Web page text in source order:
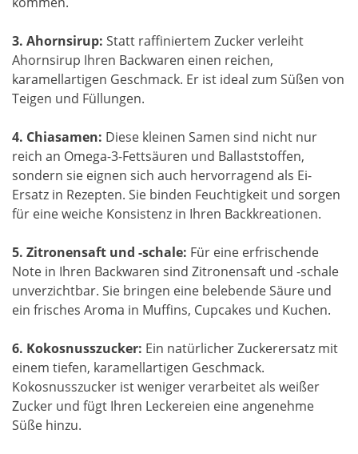
3. Ahornsirup: Statt raffiniertem Zucker verleiht
Ahornsirup Ihren Backwaren einen reichen,
karamellartigen Geschmack. Er ist ideal zum Süßen von
Teigen und Füllungen.
4. Chiasamen: Diese kleinen Samen sind nicht nur
reich an Omega-3-Fettsäuren und Ballaststoffen,
sondern sie eignen sich auch hervorragend als Ei-
Ersatz in Rezepten. Sie binden Feuchtigkeit und sorgen
für eine weiche Konsistenz in Ihren Backkreationen.
5. Zitronensaft und -schale: Für eine erfrischende
Note in Ihren Backwaren sind Zitronensaft und -schale
unverzichtbar. Sie bringen eine belebende Säure und
ein frisches Aroma in Muffins, Cupcakes und Kuchen.
6. Kokosnusszucker: Ein natürlicher Zuckerersatz mit
einem tiefen, karamellartigen Geschmack.
Kokosnusszucker ist weniger verarbeitet als weißer
Zucker und fügt Ihren Leckereien eine angenehme
Süße hinzu.